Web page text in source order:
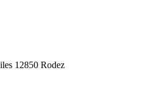
12850 Rodez